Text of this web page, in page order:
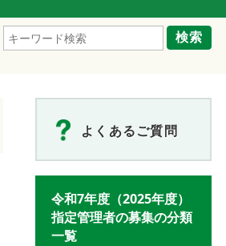
検索
よくあるご質問
令和7年度（2025年度）
指定管理者の募集の分類
一覧